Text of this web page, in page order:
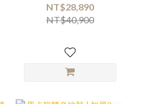
NT$28,890
NT$40,900